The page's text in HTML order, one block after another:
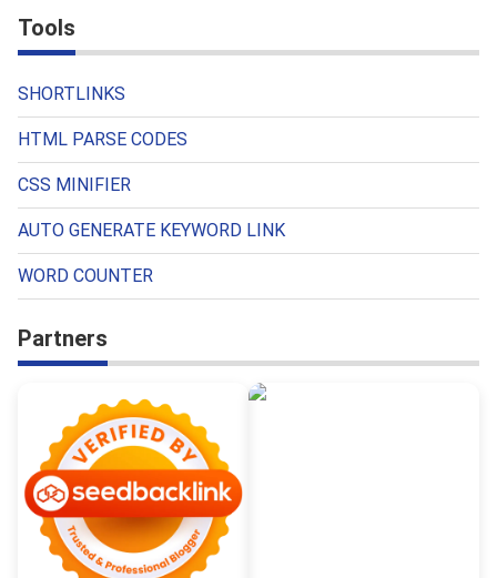
Tools
SHORTLINKS
HTML PARSE CODES
CSS MINIFIER
AUTO GENERATE KEYWORD LINK
WORD COUNTER
Partners